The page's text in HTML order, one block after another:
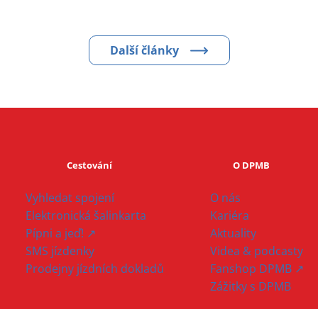
Další články
Cestování
Vyhledat spojení
Elektronická šalinkarta
Pípni a jeď! ↗
SMS jízdenky
Prodejny jízdních dokladů
O DPMB
O nás
Kariéra
Aktuality
Videa & podcasty
Fanshop DPMB ↗
Zážitky s DPMB